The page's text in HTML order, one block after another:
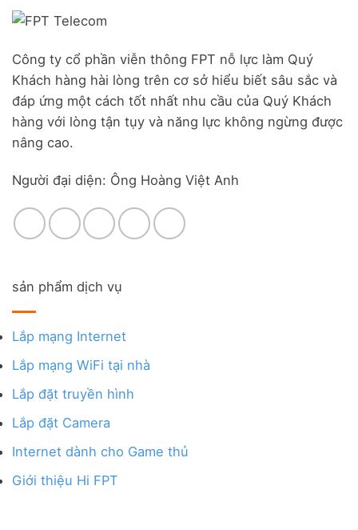
Công ty cổ phần viễn thông FPT nỗ lực làm Quý
Khách hàng hài lòng trên cơ sở hiểu biết sâu sắc và
đáp ứng một cách tốt nhất nhu cầu của Quý Khách
hàng với lòng tận tụy và năng lực không ngừng được
nâng cao.
Người đại diện: Ông Hoàng Việt Anh
sản phẩm dịch vụ
Lắp mạng Internet
Lắp mạng WiFi tại nhà
Lắp đặt truyền hình
Lắp đặt Camera
Internet dành cho Game thủ
Giới thiệu Hi FPT